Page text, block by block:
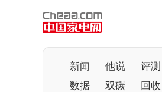
新闻 他说 评测
数据
双碳 回收